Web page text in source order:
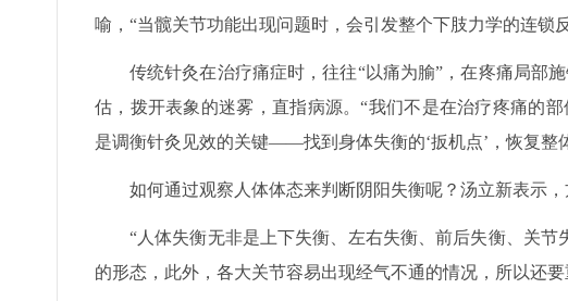
喻，“当髋关节功能出现问题时，会引发整个下肢力学的连锁
传统针灸在治疗痛症时，往往“以痛为腧”，在疼痛局部
估，拨开表象的迷雾，直指病源。“我们不是在治疗疼痛的
是调衡针灸见效的关键——找到身体失衡的‘扳机点’，恢复整
如何通过观察人体体态来判断阴阳失衡呢？汤立新表示，
“人体失衡无非是上下失衡、左右失衡、前后失衡、关
的形态，此外，各大关节容易出现经气不通的情况，所以还